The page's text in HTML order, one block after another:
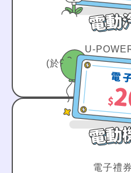
U-
(於LINE官方帳號
共
電子禮券